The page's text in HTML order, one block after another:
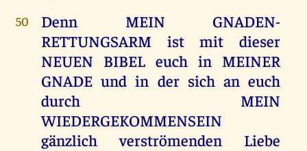
50
Denn MEIN GNADEN-
RETTUNGSARM ist mit dieser
NEUEN BIBEL euch in MEINER
GNADE und in der sich an euch
durch MEIN
WIEDERGEKOMMENSEIN
gänzlich verströmenden Liebe